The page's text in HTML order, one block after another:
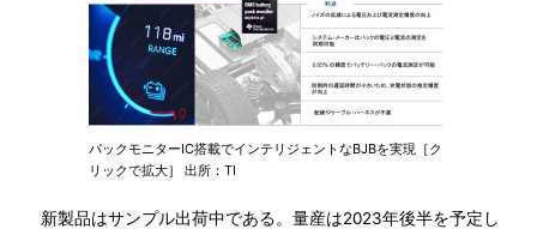
パックモニターIC搭載でインテリジェントなBJBを実現［ク
リックで拡大］ 出所：TI
新製品はサンプル出荷中である。量産は2023年後半を予定し